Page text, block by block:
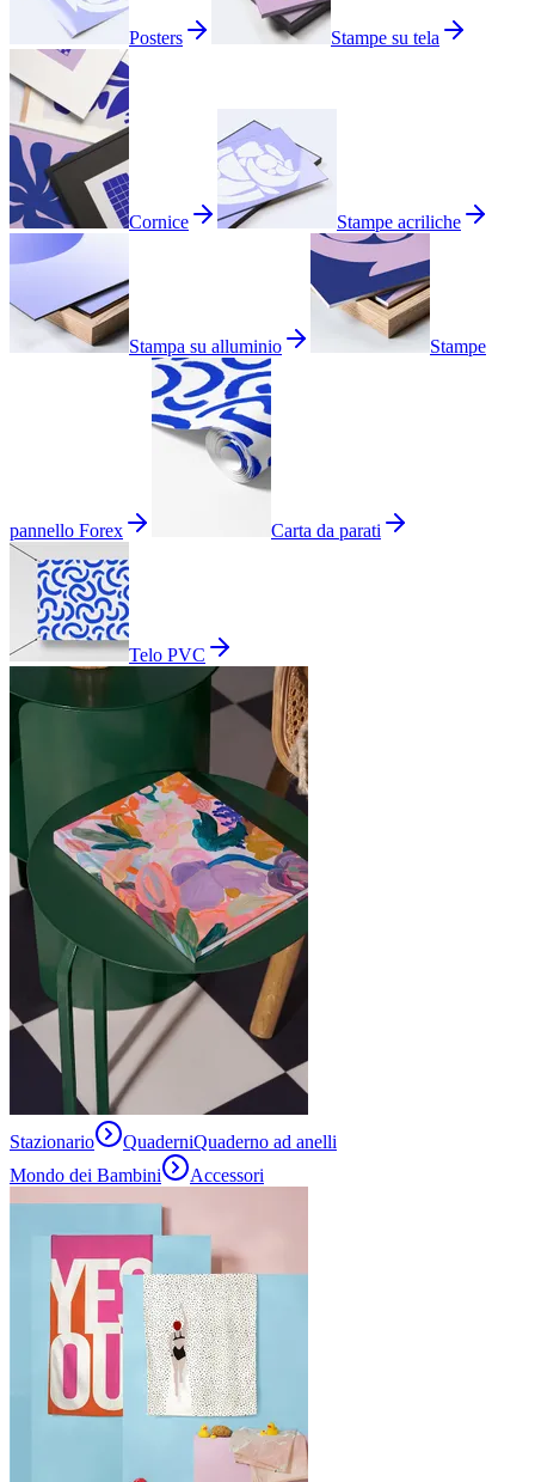
Posters Stampe su tela
Cornice Stampe acriliche
Stampa su alluminio Stampe
pannello Forex Carta da parati
Telo PVC
Stazionario QuaderniQuaderno ad anelli
Mondo dei Bambini
Accessori